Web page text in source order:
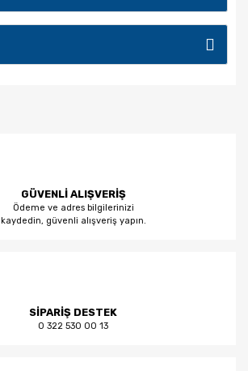
GÜVENLİ ALIŞVERİŞ
Ödeme ve adres bilgilerinizi
kaydedin, güvenli alışveriş yapın.
SİPARİŞ DESTEK
0 322 530 00 13